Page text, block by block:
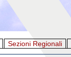
Sezioni Regionali